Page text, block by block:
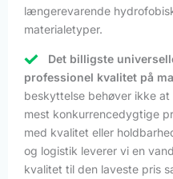
længerevarende
materialetyper.
Det billigste
professionel kvalitet på
beskyttelse behøver ikke
mest konkurrencedygtige
med kvalitet eller
og logistik leverer vi en
kvalitet til den laveste pris